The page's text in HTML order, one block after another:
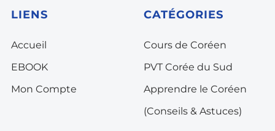
LIENS
Accueil
EBOOK
Mon Compte
CATÉGORIES
Cours de Coréen
PVT Corée du Sud
Apprendre le Coréen
(Conseils & Astuces)